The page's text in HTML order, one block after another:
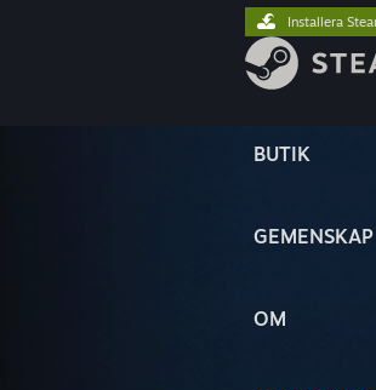
BUTIK
GEMENSKAP
OM
Installera